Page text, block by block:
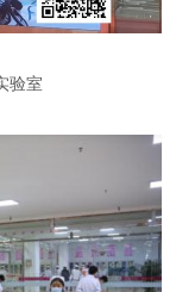
验室